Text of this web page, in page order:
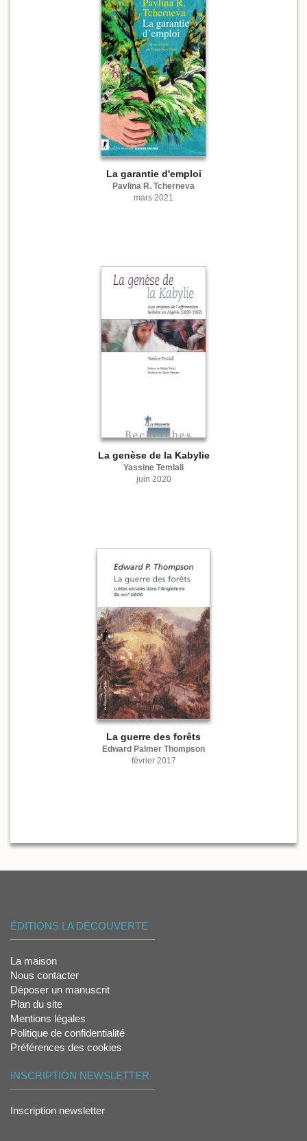
La garantie d'emploi
Pavlina R. Tcherneva
mars 2021
La genèse de la Kabylie
Yassine Temlali
juin 2020
La guerre des forêts
Edward Palmer Thompson
février 2017
ÉDITIONS LA DÉCOUVERTE
La maison
Nous contacter
Déposer un manuscrit
Plan du site
Mentions légales
Politique de confidentialité
Préférences des cookies
INSCRIPTION NEWSLETTER
Inscription newsletter